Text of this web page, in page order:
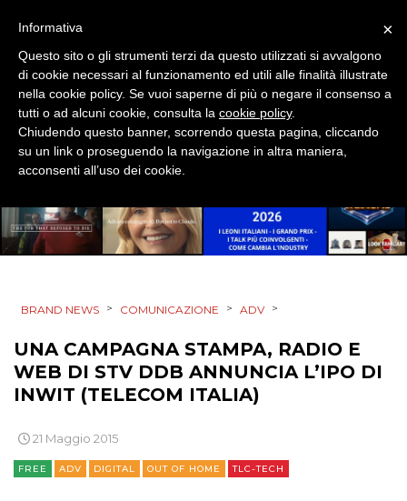
CSR
STRATEGIE
CINEMA
DIGITALE
EDITORIA
TV
BRAND NEWS > COMUNICAZIONE > ADV >
UNA CAMPAGNA STAMPA, RADIO E
WEB DI STV DDB ANNUNCIA L’IPO DI
INWIT (TELECOM ITALIA)
21 Maggio 2015
FREE ADV DIGITAL OUT OF HOME TLC-TECH
×
Informativa
Questo sito o gli strumenti terzi da questo utilizzati si avvalgono
di cookie necessari al funzionamento ed utili alle finalità illustrate
nella cookie policy. Se vuoi saperne di più o negare il consenso a
tutti o ad alcuni cookie, consulta la cookie policy.
Chiudendo questo banner, scorrendo questa pagina, cliccando
su un link o proseguendo la navigazione in altra maniera,
acconsenti all’uso dei cookie.